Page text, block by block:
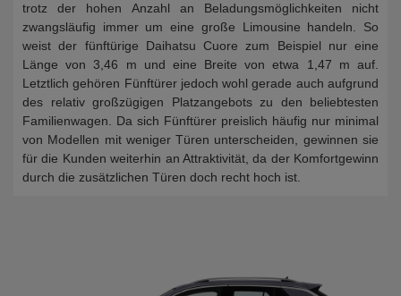
trotz der hohen Anzahl an Beladungsmöglichkeiten nicht
zwangsläufig immer um eine große Limousine handeln. So
weist der fünftürige Daihatsu Cuore zum Beispiel nur eine
Länge von 3,46 m und eine Breite von etwa 1,47 m auf.
Letztlich gehören Fünftürer jedoch wohl gerade auch aufgrund
des relativ großzügigen Platzangebots zu den beliebtesten
Familienwagen. Da sich Fünftürer preislich häufig nur minimal
von Modellen mit weniger Türen unterscheiden, gewinnen sie
für die Kunden weiterhin an Attraktivität, da der Komfortgewinn
durch die zusätzlichen Türen doch recht hoch ist.